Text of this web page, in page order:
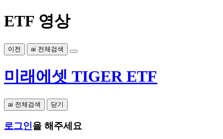
ETF 영상
이전 ai 전체검색
미래에셋 TIGER ETF
ai 전체검색 닫기
로그인을 해주세요